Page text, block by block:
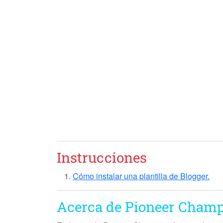
Instrucciones
Cómo instalar una plantilla de Blogger.
Acerca de Pioneer